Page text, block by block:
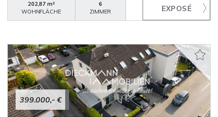
202,87 m²
WOHNFLÄCHE
6
ZIMMER
399.000,- €